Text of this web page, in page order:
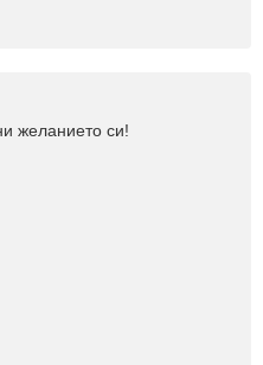
желанието си!